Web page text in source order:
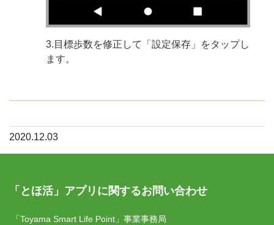
3.目標歩数を修正して「設定保存」をタップし
ます。
2020.12.03
「とほ活」アプリに関するお問い合わせ
「Toyama Smart Life Point」事業事務局